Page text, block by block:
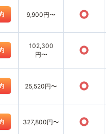
9,900円〜 ○
102,300
円〜
○
25,520円〜 ○
327,800円〜 ○